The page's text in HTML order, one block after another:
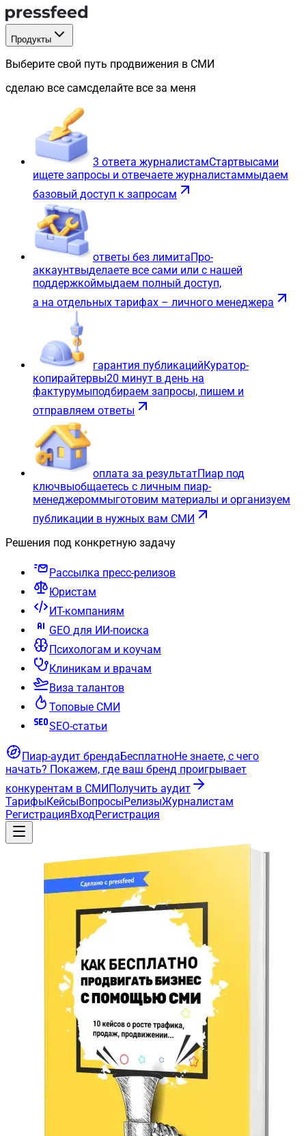
Продукты
Выберите свой путь продвижения в СМИ
сделаю все самсделайте все за меня
3 ответа журналистамСтартвысами
ищете запросы и отвечаете журналистаммыдаем
базовый доступ к запросам
ответы без лимитаПро-
аккаунтвыделаете все сами или с нашей
поддержкоймыдаем полный доступ,
а на отдельных тарифах – личного менеджера
гарантия публикацийКуратор-
копирайтервы20 минут в день на
фактурумыподбираем запросы, пишем и
отправляем ответы
оплата за результатПиар под
ключвыобщаетесь с личным пиар-
менеджероммыготовим материалы и организуем
публикации в нужных вам СМИ
Решения под конкретную задачу
Рассылка пресс-релизов
Юристам
ИТ-компаниям
GEO для ИИ-поиска
Психологам и коучам
Клиникам и врачам
Виза талантов
Топовые СМИ
SEO-статьи
Пиар-аудит брендаБесплатноНе знаете, с чего
начать? Покажем, где ваш бренд проигрывает
конкурентам в СМИПолучить аудит
ТарифыКейсыВопросыРелизыЖурналистам
РегистрацияВходРегистрация